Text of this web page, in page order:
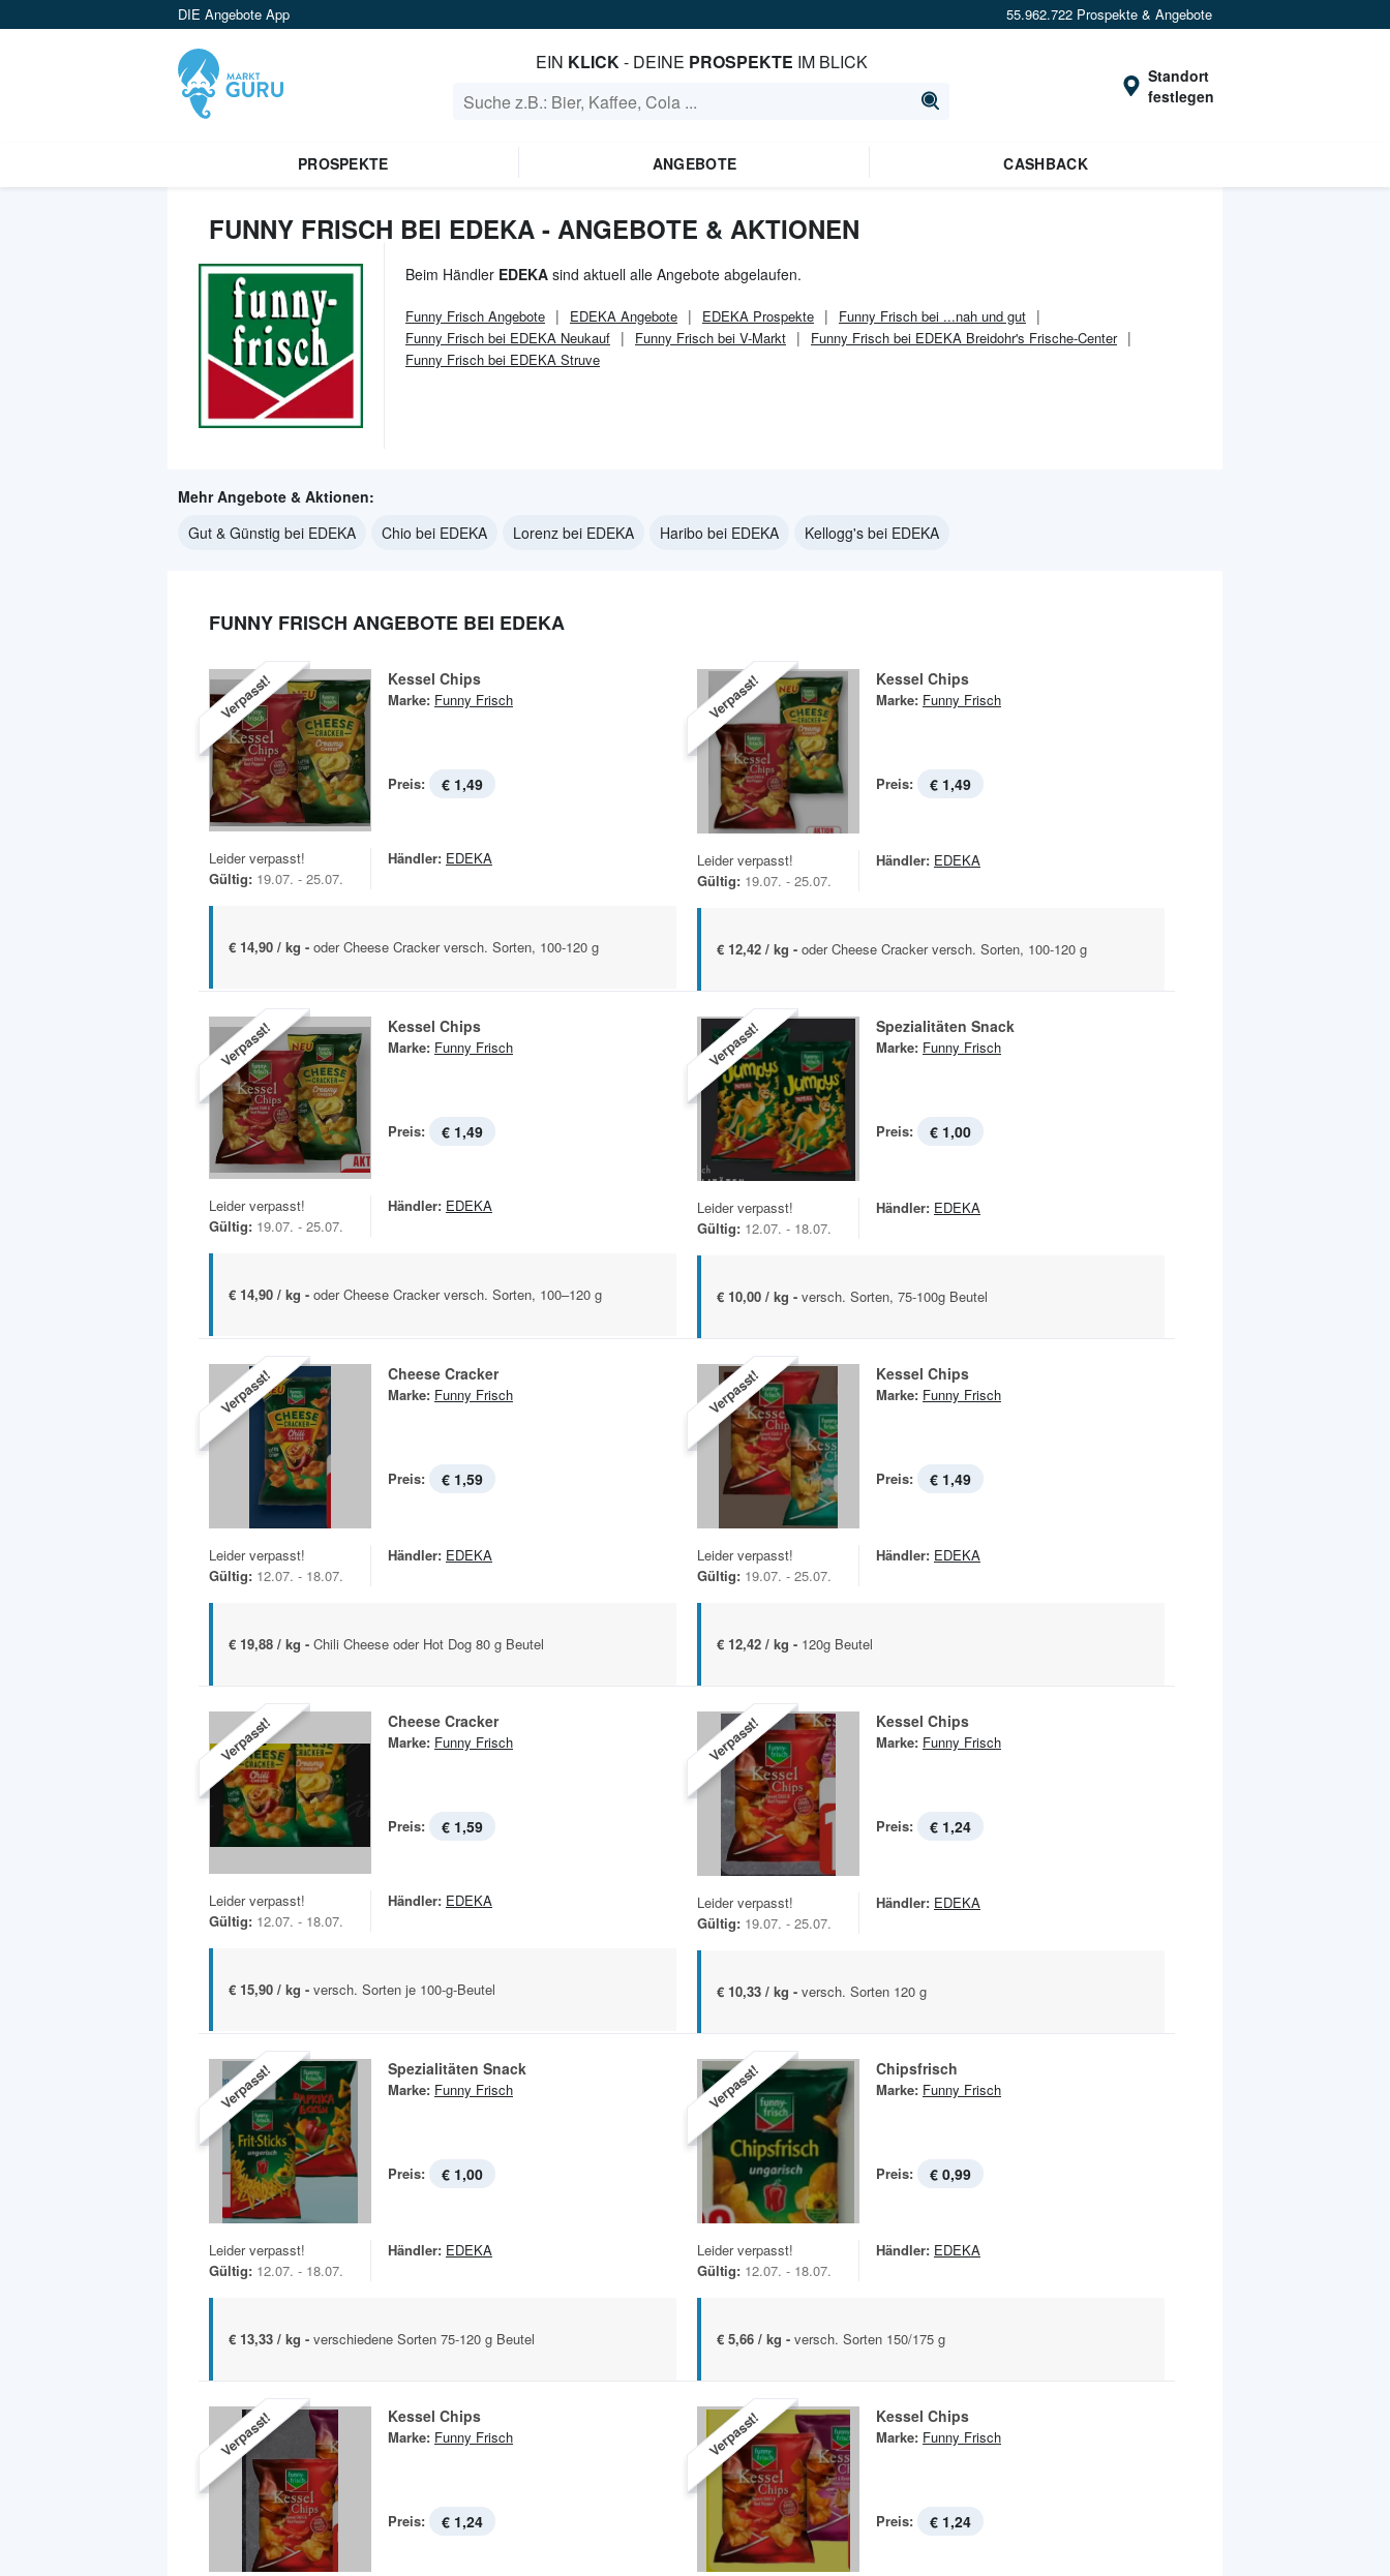
DIE Angebote App 55.962.722 Prospekte & Angebote
EIN KLICK- DEINE PROSPEKTE IM BLICK
Standort
festlegen
PROSPEKTE ANGEBOTE CASHBACK
FUNNY FRISCH BEI EDEKA - ANGEBOTE & AKTIONEN
Beim Händler EDEKA sind aktuell alle Angebote abgelaufen.
Funny Frisch Angebote EDEKA Angebote EDEKA Prospekte
Funny Frisch bei ...nah und gut
Funny Frisch bei EDEKA Neukauf
Funny Frisch bei V-Markt
Funny Frisch bei EDEKA Breidohr's Frische-Center
Funny Frisch bei EDEKA Struve
Mehr Angebote & Aktionen:
Gut & Günstig bei EDEKA
Chio bei EDEKA Lorenz bei EDEKA Haribo bei EDEKA Kellogg's bei EDEKA
FUNNY FRISCH ANGEBOTE BEI EDEKA
Verpasst! Kessel Chips
Marke: Funny Frisch
Preis: € 1,49
Leider verpasst!
Gültig: 19.07. - 25.07.
Händler: EDEKA
€ 14,90 / kg - oder Cheese Cracker versch. Sorten, 100-120 g
Verpasst! Kessel Chips
Marke: Funny Frisch
Preis: € 1,49
Leider verpasst!
Gültig: 19.07. - 25.07.
Händler: EDEKA
€ 12,42 / kg - oder Cheese Cracker versch. Sorten, 100-120 g
Verpasst! Kessel Chips
Marke: Funny Frisch
Preis: € 1,49
Leider verpasst!
Gültig: 19.07. - 25.07.
Händler: EDEKA
€ 14,90 / kg - oder Cheese Cracker versch. Sorten, 100–120 g
Verpasst! Spezialitäten Snack
Marke: Funny Frisch
Preis: € 1,00
Leider verpasst!
Gültig: 12.07. - 18.07.
Händler: EDEKA
€ 10,00 / kg - versch. Sorten, 75-100g Beutel
Verpasst! Cheese Cracker
Marke: Funny Frisch
Preis: € 1,59
Leider verpasst!
Gültig: 12.07. - 18.07.
Händler: EDEKA
€ 19,88 / kg - Chili Cheese oder Hot Dog 80 g Beutel
Verpasst! Kessel Chips
Marke: Funny Frisch
Preis: € 1,49
Leider verpasst!
Gültig: 19.07. - 25.07.
Händler: EDEKA
€ 12,42 / kg - 120g Beutel
Verpasst! Cheese Cracker
Marke: Funny Frisch
Preis: € 1,59
Leider verpasst!
Gültig: 12.07. - 18.07.
Händler: EDEKA
€ 15,90 / kg - versch. Sorten je 100-g-Beutel
Verpasst! Kessel Chips
Marke: Funny Frisch
Preis: € 1,24
Leider verpasst!
Gültig: 19.07. - 25.07.
Händler: EDEKA
€ 10,33 / kg - versch. Sorten 120 g
Verpasst! Spezialitäten Snack
Marke: Funny Frisch
Preis: € 1,00
Leider verpasst!
Gültig: 12.07. - 18.07.
Händler: EDEKA
€ 13,33 / kg - verschiedene Sorten 75-120 g Beutel
Verpasst! Chipsfrisch
Marke: Funny Frisch
Preis: € 0,99
Leider verpasst!
Gültig: 12.07. - 18.07.
Händler: EDEKA
€ 5,66 / kg - versch. Sorten 150/175 g
Verpasst! Kessel Chips
Marke: Funny Frisch
Preis: € 1,24
Verpasst! Kessel Chips
Marke: Funny Frisch
Preis: € 1,24